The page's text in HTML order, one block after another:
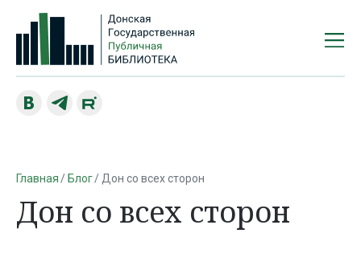
Главная Блог Дон со всех сторон
Дон со всех сторон